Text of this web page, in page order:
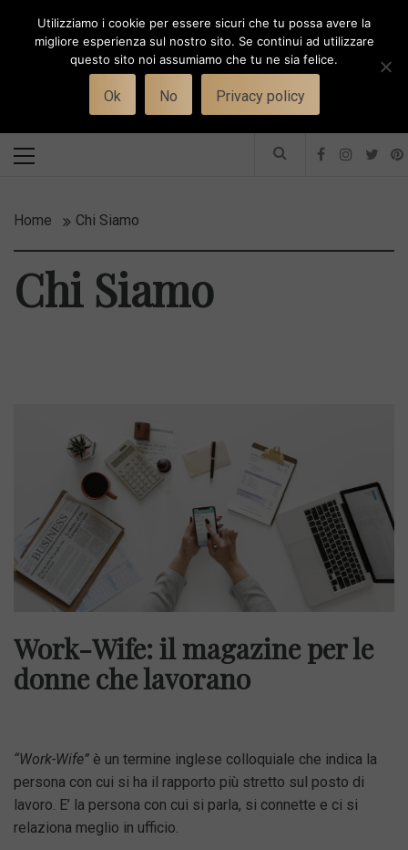
Toggle
WORK-WIFE
Il magazine per le donne che lavorano
Menu
Home Chi Siamo
Chi Siamo
Work-Wife: il magazine per le
donne che lavorano
“Work-Wife” è un termine inglese colloquiale che indica la
persona con cui si ha il rapporto più stretto sul posto di
lavoro. E’ la persona con cui si parla, si connette e ci si
relaziona meglio in ufficio.
Utilizziamo i cookie per essere sicuri che tu possa avere la
migliore esperienza sul nostro sito. Se continui ad utilizzare
questo sito noi assumiamo che tu ne sia felice.
Ok No Privacy policy